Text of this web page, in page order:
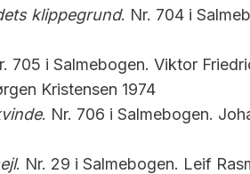
klippegrund. Nr. 704 i
705 i Salmebogen. Viktor
Kristensen 1974
. Nr. 706 i Salmebogen.
. Nr. 29 i Salmebogen. Leif